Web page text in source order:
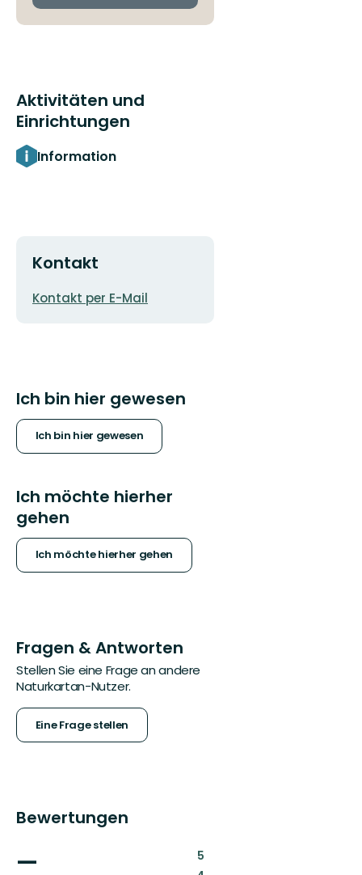
Aktivitäten und
Einrichtungen
Information
Kontakt
E-
Kontakt per E-Mail
Ich bin hier gewesen
Ich bin hier gewesen
Ich möchte hierher
gehen
Ich möchte hierher gehen
Fragen & Antworten
Stellen Sie eine Frage an andere
Naturkartan-Nutzer.
Eine Frage stellen
Bewertungen
— 5: